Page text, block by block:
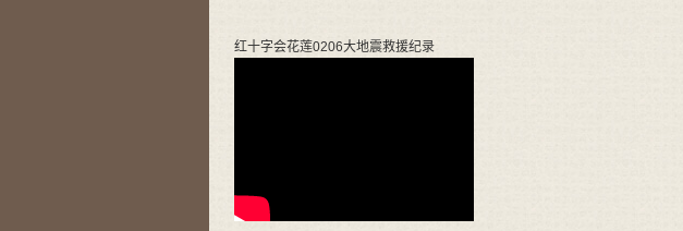
红十字会花莲0206大地震救援纪录